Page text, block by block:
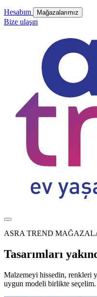
Hesabım Mağazalarımız
Bize ulaşın
ASRA TREND
Tasarımları
Malzemeyi hissedin, renkleri
uygun modeli birlikte seçelim.